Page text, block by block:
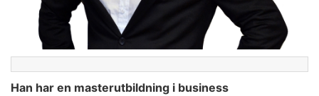
Han har en masterutbildning i business